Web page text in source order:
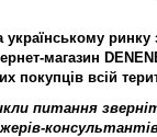
ринку
магазин
покупців всій
питання